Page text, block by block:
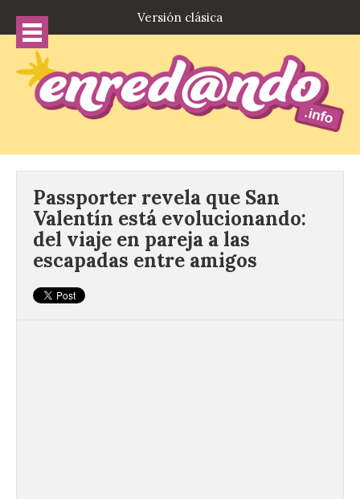
Versión clásica
Passporter revela que San
Valentín está evolucionando:
del viaje en pareja a las
escapadas entre amigos